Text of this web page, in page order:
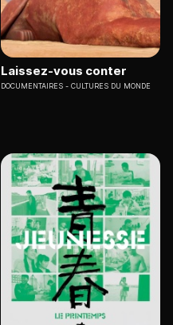
Laissez-vous conter
DOCUMENTAIRES CULTURES DU MONDE